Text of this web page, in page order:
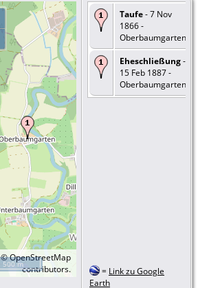
©OpenStreetMap
contributors.
500 m
Taufe- 7 Nov
1866 -
Oberbaumgarten
Eheschließung-
15 Feb 1887 -
Oberbaumgarten
= Link zu Google
Earth